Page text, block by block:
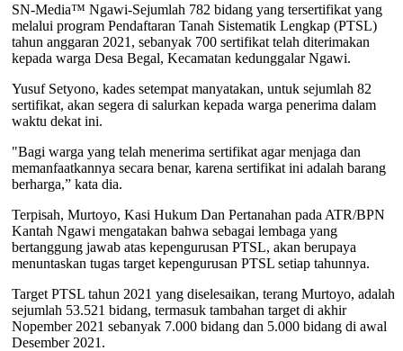
SN-Media™ Ngawi-Sejumlah 782 bidang yang tersertifikat yang
melalui program Pendaftaran Tanah Sistematik Lengkap (PTSL)
tahun anggaran 2021, sebanyak 700 sertifikat telah diterimakan
kepada warga Desa Begal, Kecamatan kedunggalar Ngawi.
Yusuf Setyono, kades setempat manyatakan, untuk sejumlah 82
sertifikat, akan segera di salurkan kepada warga penerima dalam
waktu dekat ini.
"Bagi warga yang telah menerima sertifikat agar menjaga dan
memanfaatkannya secara benar, karena sertifikat ini adalah barang
berharga,” kata dia.
Terpisah, Murtoyo, Kasi Hukum Dan Pertanahan pada ATR/BPN
Kantah Ngawi mengatakan bahwa sebagai lembaga yang
bertanggung jawab atas kepengurusan PTSL, akan berupaya
menuntaskan tugas target kepengurusan PTSL setiap tahunnya.
Target PTSL tahun 2021 yang diselesaikan, terang Murtoyo, adalah
sejumlah 53.521 bidang, termasuk tambahan target di akhir
Nopember 2021 sebanyak 7.000 bidang dan 5.000 bidang di awal
Desember 2021.